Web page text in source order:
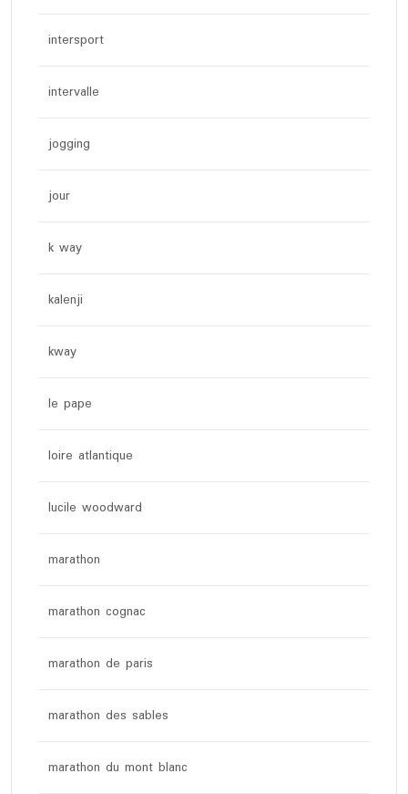
intersport
intervalle
jogging
jour
k way
kalenji
kway
le pape
loire atlantique
lucile woodward
marathon
marathon cognac
marathon de paris
marathon des sables
marathon du mont blanc